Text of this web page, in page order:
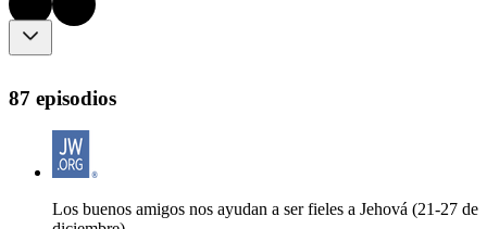
87 episodios
Los buenos amigos nos ayudan a ser fieles a Jehová (21-27 de